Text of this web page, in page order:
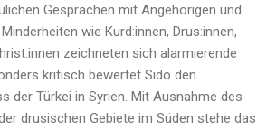
Gesprächen mit Angehörigen und
wie Kurd:innen, Drus:innen,
zeichneten sich alarmierende
kritisch bewertet Sido den
der Türkei in Syrien. Mit Ausnahme des
drusischen Gebiete im Süden stehe das